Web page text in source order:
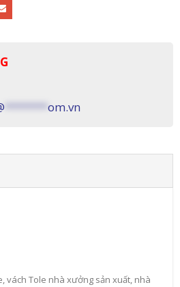
om.vn
vách Tole nhà xưởng sản xuất, nhà